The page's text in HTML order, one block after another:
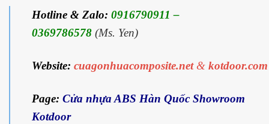
Hotline & Zalo: 0916790911 –
0369786578 (Ms. Yen)
Website: cuagonhuacomposite.net& kotdoor.com
Page: Cửa nhựa ABS Hàn Quốc Showroom
Kotdoor